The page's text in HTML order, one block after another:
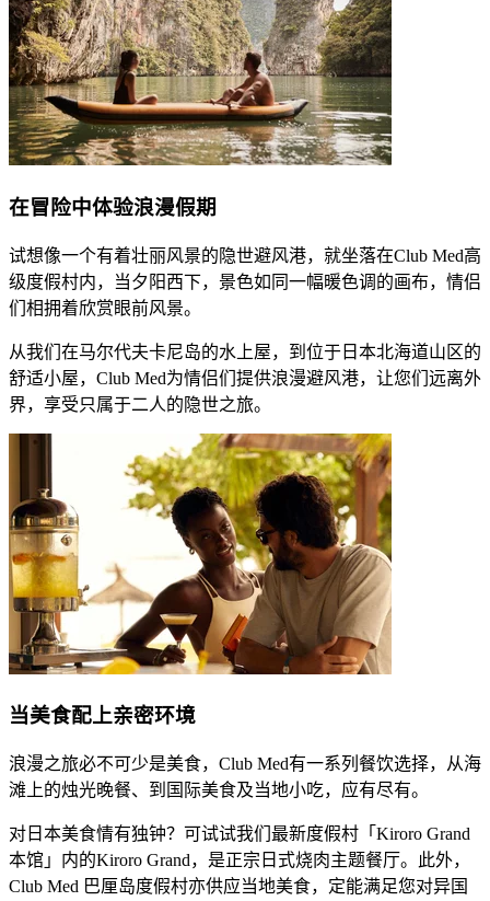
​​在冒险中体验浪漫假期
​​试想像一个有着壮丽风景的隐世避风港，就坐落在Club Med高
级度假村内，当夕阳西下，景色如同一幅暖色调的画布，情侣
们相拥着欣赏眼前风景。​
​​从我们在马尔代夫卡尼岛的水上屋，到位于日本北海道山区的
舒适小屋，Club Med为情侣们提供浪漫避风港，让您们远离外
界，享受只属于二人的隐世之旅。​
​​当美食配上亲密环境
​​浪漫之旅必不可少是美食，Club Med有一系列餐饮选择，从海
滩上的烛光晚餐、到国际美食及当地小吃，应有尽有。​
​​对日本美食情有独钟？可试试我们最新度假村「Kiroro Grand
本馆」内的Kiroro Grand，是正宗日式烧肉主题餐厅。此外，
Club Med 巴厘岛度假村亦供应当地美食，定能满足您对异国